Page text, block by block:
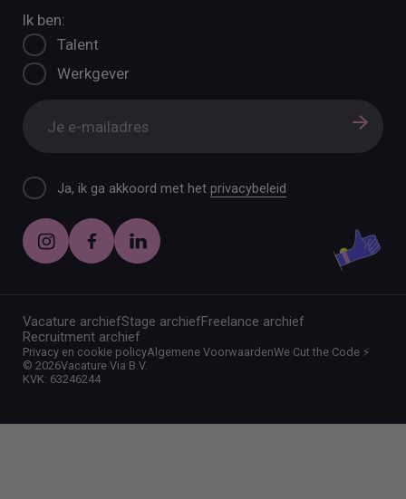
Ik ben:
Talent
Werkgever
Ja, ik ga akkoord met hetprivacybeleid
Vacature archiefStage archiefFreelance archief
Recruitment archief
©2026Vacature Via B.V.
KVK: 63246244
Privacy en cookie policyAlgemene VoorwaardenWe Cut the Code ⚡️